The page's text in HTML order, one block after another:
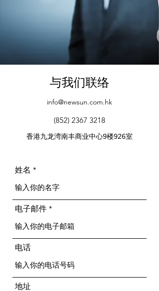
与我们联络
info@newsun.com.hk
(852) 2367 3218
香港九龙湾南丰商业中心9楼926室
姓名
电子邮件
电话
地址